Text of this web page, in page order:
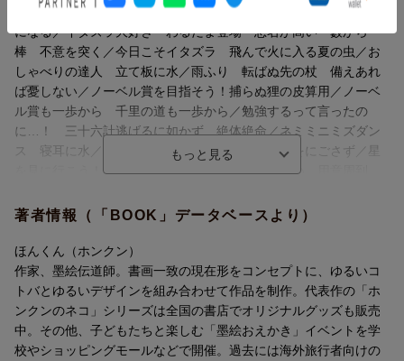
墨絵作家・ほんくんによる、生き生きとしたキャラクターたちが
織りなす物語は、勉強だということを忘れさせてくれる愉快さ。
肩の力を抜いて物語を楽しみながら、いつの間にか語彙力が身に
つきます。
?豆知識も掲載。学びは言葉だけじゃない！！
ただ読むだけでは終わりません。まんがの内容に関連した「豆知
し。
?学んだ言葉を定着させる「復習ドリル」！
巻末には、学んだ言葉がちゃんと身についているかを確認できる
ドリルを収録。
大人でも意外と難しいかも（？）な問題にチャレンジして、知識
をしっかり定着させることができます。
どり忘れず／おどり大好きセキト 好きこそ物の上手なれ 天狗
になる／イタズラ大好き わるだま登場 悪名が高い 藪から
棒 不意を突く／今日こそイタズラ 飛んで火に入る夏の虫／お
しゃべりの達人 立て板に水／雨ふり 転ばぬ先の杖 備えあれ
ば憂しない／ノーベル賞を目指そう！捕らぬ狸の皮算用／ノーベ
ル賞も一歩から 千里の道も一歩から／勉強するって言ったの
に…！ 三十六計逃げるに如かず 絶体絶命／ネミミニミズダン
ス 寝耳に水／カッパルのお出かけ 立つ鳥あとをにごさず／星
を見に行こう！ 花より団子／願いごとがいっぱい 用意周到
る／歯は大切にしよう！ 七転八倒／しょっぱいのにあまい！？
著者情報（「BOOK」データベースより）
ほんくん（ホンクン）
作家、墨絵伝道師。書画一致の現在形をコンセプトに、ゆるいコ
トバとゆるいデザインを組み合わせて作品を制作。代表作の「ホ
ンクンのネコ」シリーズは全国の書店でオリジナルグッズも販売
中。その他、子どもたちと楽しむ「墨絵おえかき」イベントを学
校やショッピングモールなどで開催。過去には海外旅行者向けの